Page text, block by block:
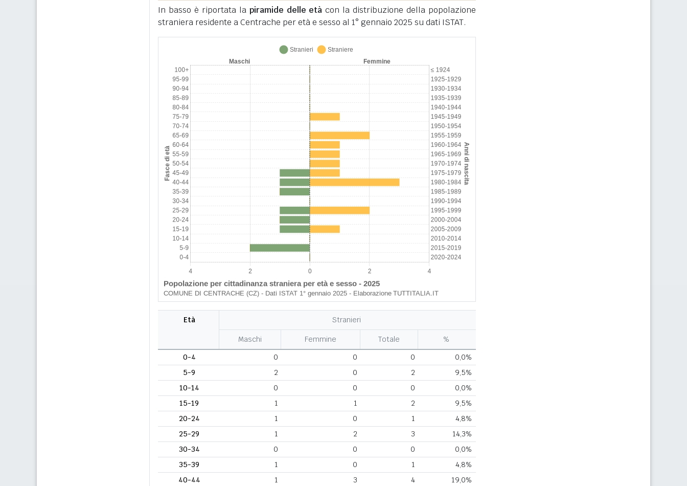
In basso è riportata la piramide delle età con la distribuzione della popolazione
straniera residente a Centrache per età e sesso al 1° gennaio 2025 su dati ISTAT.
Età Stranieri
Maschi Femmine Totale
%
0-4
0 0 0
0,0%
5-9
2 0 2
9,5%
10-14
0 0 0
0,0%
15-19
1 1 2
9,5%
20-24
1 0 1
4,8%
25-29
1 2 3
14,3%
30-34
0 0 0
0,0%
35-39
1 0 1
4,8%
40-44
1 3 4 19,0%